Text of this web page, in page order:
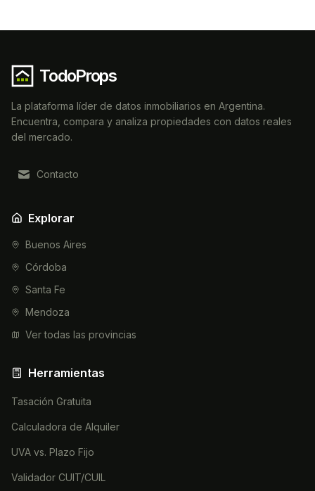
TodoProps
La plataforma líder de datos inmobiliarios en Argentina.
Encuentra, compara y analiza propiedades con datos reales
del mercado.
Contacto
Explorar
Buenos Aires
Córdoba
Santa Fe
Mendoza
Ver todas las provincias
Herramientas
Tasación Gratuita
Calculadora de Alquiler
UVA vs. Plazo Fijo
Validador CUIT/CUIL